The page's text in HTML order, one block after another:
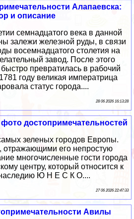
Алапаевска:
и описание
семнадцатого века в данной
залежи железной руды, в связи
восемнадцатого столетия на
завод. После этого
превратилась в рабочий
году великая императрица
статус города....
28 06 2026 16:13:28
достопримечательностей
зеленых городов Европы.
отражающими его непростую
многочисленные гости города
центру, который относится к
Ю Н Е С К О....
27 06 2026 22:47:33
Авилы